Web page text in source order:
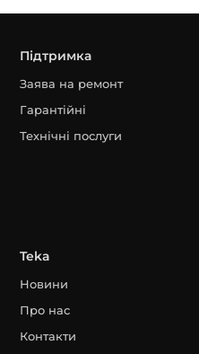
Підтримка
Заява на ремонт
Гарантійні
Технічні послуги
Teka
Новини
Про нас
Контакти